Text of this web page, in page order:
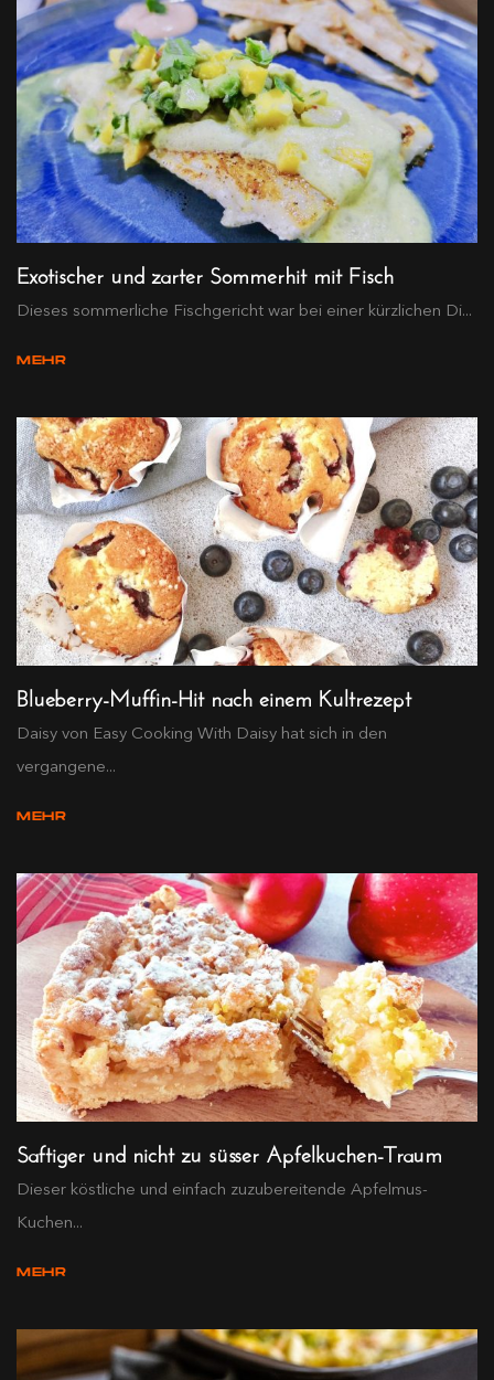
Exotischer und zarter Sommerhit mit Fisch
Dieses sommerliche Fischgericht war bei einer kürzlichen Di...
MEHR
Blueberry-Muffin-Hit nach einem Kultrezept
Daisy von Easy Cooking With Daisy hat sich in den
vergangene...
MEHR
Saftiger und nicht zu süsser Apfelkuchen-Traum
Dieser köstliche und einfach zuzubereitende Apfelmus-
Kuchen...
MEHR